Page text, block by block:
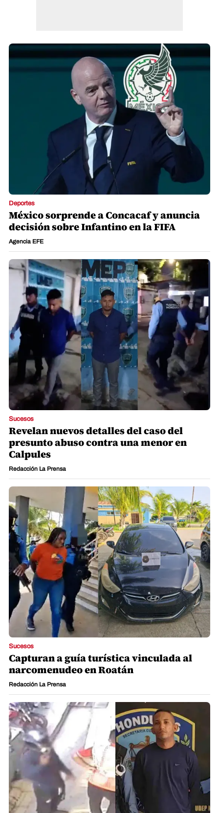
Deportes
México sorprende a Concacaf y anuncia
decisión sobre Infantino en la FIFA
Agencia EFE
Sucesos
Revelan nuevos detalles del caso del
presunto abuso contra una menor en
Calpules
Redacción La Prensa
Sucesos
Capturan a guía turística vinculada al
narcomenudeo en Roatán
Redacción La Prensa